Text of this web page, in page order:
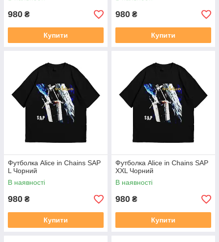
980 ₴
Купити
980 ₴
Купити
Футболка Alice in Chains SAP
L Чорний
В наявності
980 ₴
Купити
Футболка Alice in Chains SAP
XXL Чорний
В наявності
980 ₴
Купити